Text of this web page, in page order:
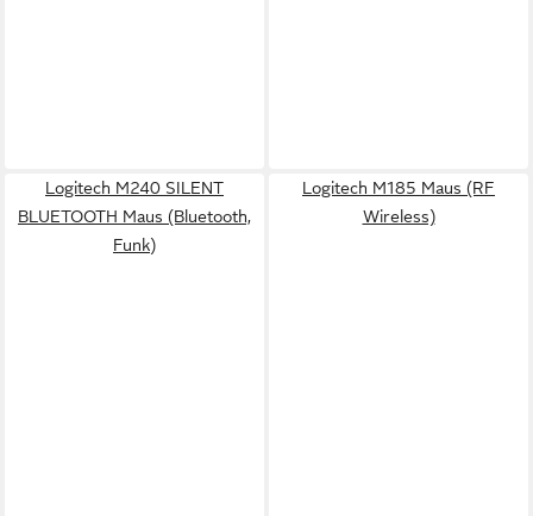
Logitech M240 SILENT
BLUETOOTH Maus (Bluetooth,
Funk)
Logitech M185 Maus (RF
Wireless)